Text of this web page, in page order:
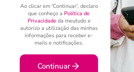
Ao clicar em 'Continuar', declaro
que conheço a Política de
Privacidadeda meutudo e
autorizo a utilização das minhas
informações para receber e-
mails e notificações.
Continuar